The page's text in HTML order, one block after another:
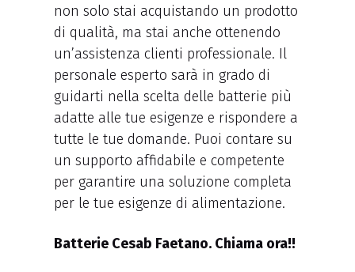
non solo stai acquistando un prodotto
di qualità, ma stai anche ottenendo
un’assistenza clienti professionale. Il
personale esperto sarà in grado di
guidarti nella scelta delle batterie più
adatte alle tue esigenze e rispondere a
tutte le tue domande. Puoi contare su
un supporto affidabile e competente
per garantire una soluzione completa
per le tue esigenze di alimentazione.
Batterie Cesab Faetano. Chiama ora!!